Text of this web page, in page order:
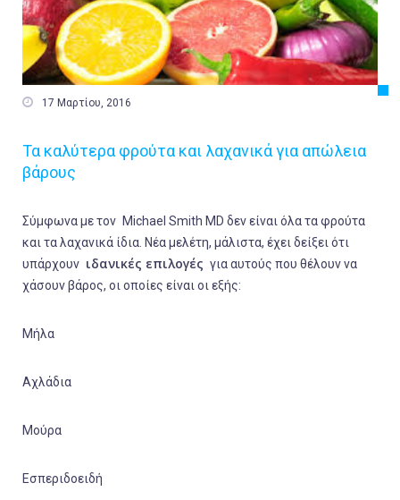
 17 Μαρτίου, 2016
Τα καλύτερα φρούτα και λαχανικά για απώλεια
βάρους
Σύμφωνα με τον Michael Smith MD δεν είναι όλα τα φρούτα
και τα λαχανικά ίδια. Νέα μελέτη, μάλιστα, έχει δείξει ότι
υπάρχουν ιδανικές επιλογές για αυτούς που θέλουν να
χάσουν βάρος, οι οποίες είναι οι εξής:
Μήλα
Αχλάδια
Μούρα
Εσπεριδοειδή
Αθλητικά
Αστυνομικό Δελτίο